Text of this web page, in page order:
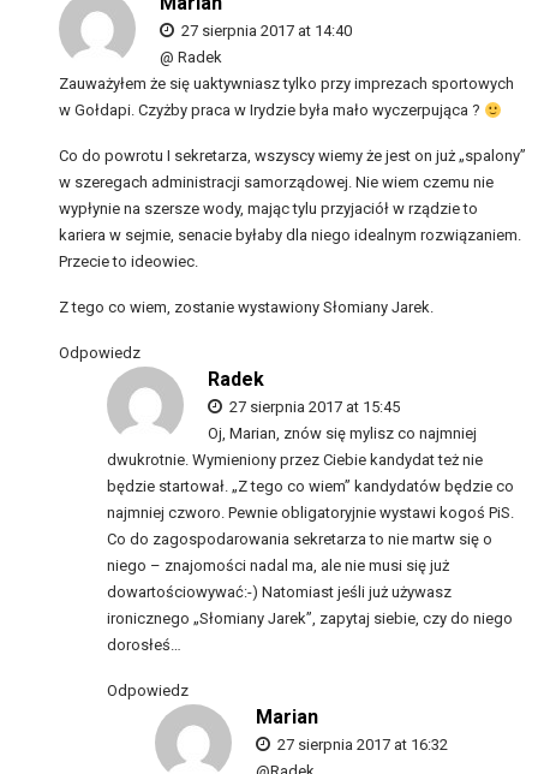
27 sierpnia 2017 at 14:40
@ Radek
Zauważyłem że się uaktywniasz tylko przy imprezach sportowych
w Gołdapi. Czyżby praca w Irydzie była mało wyczerpująca ?
Co do powrotu I sekretarza, wszyscy wiemy że jest on już „spalony”
w szeregach administracji samorządowej. Nie wiem czemu nie
wypłynie na szersze wody, mając tylu przyjaciół w rządzie to
kariera w sejmie, senacie byłaby dla niego idealnym rozwiązaniem.
Przecie to ideowiec.
Z tego co wiem, zostanie wystawiony Słomiany Jarek.
Odpowiedz
Radek
27 sierpnia 2017 at 15:45
Oj, Marian, znów się mylisz co najmniej
dwukrotnie. Wymieniony przez Ciebie kandydat też nie
będzie startował. „Z tego co wiem” kandydatów będzie co
najmniej czworo. Pewnie obligatoryjnie wystawi kogoś PiS.
Co do zagospodarowania sekretarza to nie martw się o
niego – znajomości nadal ma, ale nie musi się już
dowartościowywać:-) Natomiast jeśli już używasz
ironicznego „Słomiany Jarek”, zapytaj siebie, czy do niego
dorosłeś…
Odpowiedz
Marian
27 sierpnia 2017 at 16:32